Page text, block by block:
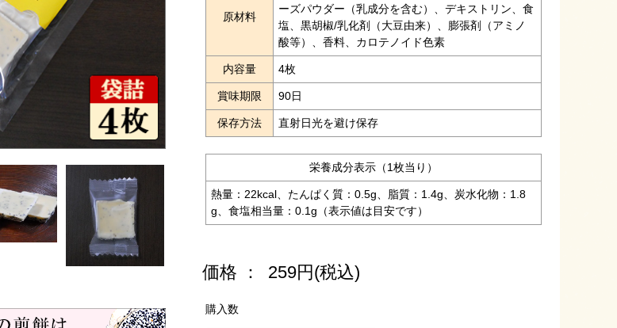
原材料
ーズパウダー（乳成分を含む）、デキストリン、食
塩、黒胡椒/乳化剤（大豆由来）、膨張剤（アミノ
酸等）、香料、カロテノイド色素
内容量 4枚
賞味期限 90日
保存方法 直射日光を避け保存
栄養成分表示（1枚当り）
熱量：22kcal、たんぱく質：0.5g、脂質：1.4g、炭水化物：1.8
g、食塩相当量：0.1g（表示値は目安です）
価格 ： 259円(税込)
購入数